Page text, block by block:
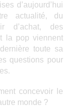
d’aujourd’hui
actualité, du
d’achat, des
la pop viennent
toute sa
questions pour
concevoir le
monde ?